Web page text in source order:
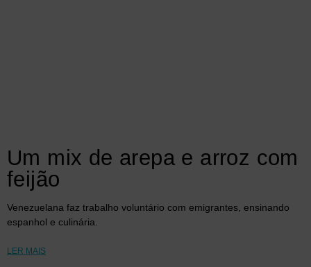
Um mix de arepa e arroz com
feijão
Venezuelana faz trabalho voluntário com emigrantes, ensinando
espanhol e culinária.
LER MAIS